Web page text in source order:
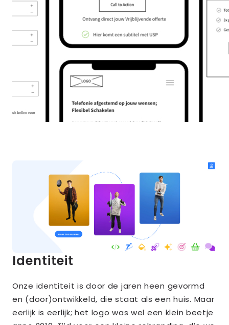
Identiteit
Onze identiteit is door de jaren heen gevormd
en (door)ontwikkeld, die staat als een huis. Maar
eerlijk is eerlijk; het logo was wel een klein beetje